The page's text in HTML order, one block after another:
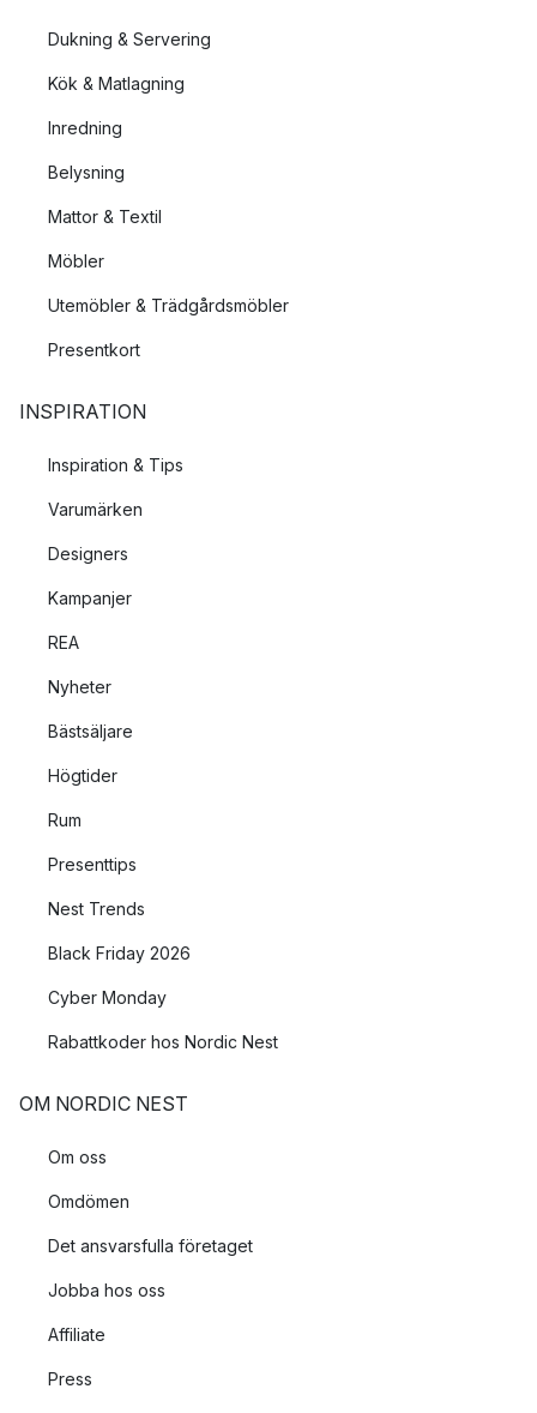
Dukning & Servering
Kök & Matlagning
Inredning
Belysning
Mattor & Textil
Möbler
Utemöbler & Trädgårdsmöbler
Presentkort
INSPIRATION
Inspiration & Tips
Varumärken
Designers
Kampanjer
REA
Nyheter
Bästsäljare
Högtider
Rum
Presenttips
Nest Trends
Black Friday 2026
Cyber Monday
Rabattkoder hos Nordic Nest
OM NORDIC NEST
Om oss
Omdömen
Det ansvarsfulla företaget
Jobba hos oss
Affiliate
Press